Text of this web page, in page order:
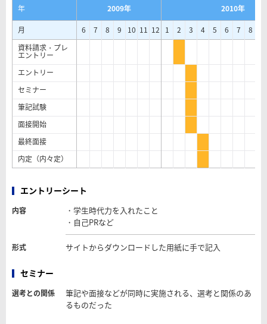
年 2009年
2010年
月
6 7 8 9 10 11 12 1 2 3 4 5 6 7 8
資料請求・プレ
エントリー
エントリー
セミナー
筆記試験
面接開始
最終面接
内定（内々定）
エントリーシート
内容
・学生時代力を入れたこと
・自己PRなど
形式 サイトからダウンロードした用紙に手で記入
セミナー
選考との関係
筆記や面接などが同時に実施される、選考と関係のあ
るものだった